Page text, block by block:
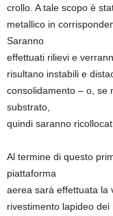
crollo. A tale scopo è
metallico in
Saranno
effettuati rilievi e
risultano instabili e
consolidamento – o, se
substrato,
quindi saranno
Al termine di questo
piattaforma
aerea sarà effettuata la
rivestimento lapideo